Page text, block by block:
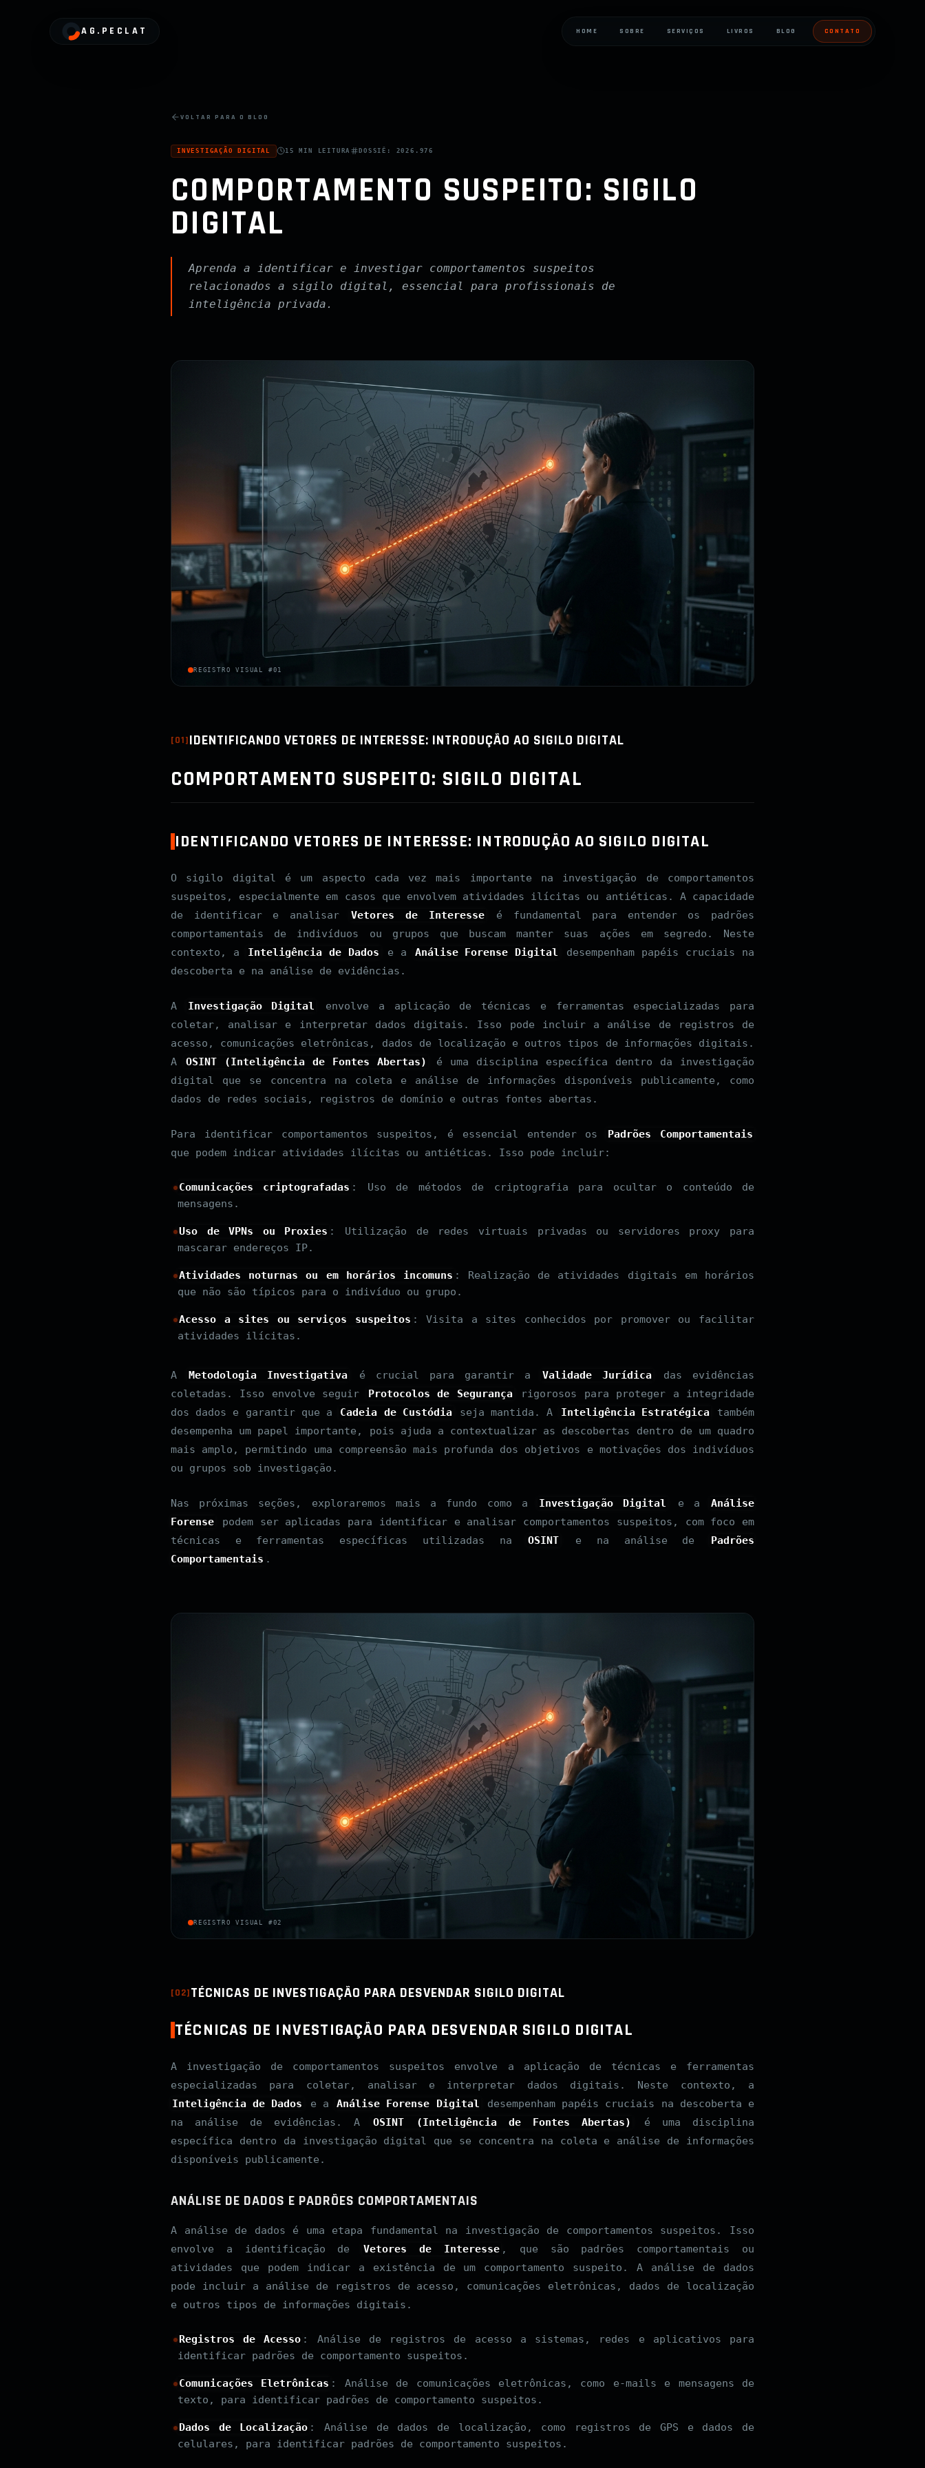
AG.PECLAT HOME SOBRE SERVIÇOS LIVROS BLOG CONTATO
VOLTAR PARA O BLOG
INVESTIGAÇÃO DIGITAL 15 MIN LEITURA DOSSIÊ: 2026.976
COMPORTAMENTO SUSPEITO: SIGILO
DIGITAL
Aprenda a identificar e investigar comportamentos suspeitos
relacionados a sigilo digital, essencial para profissionais de
inteligência privada.
REGISTRO VISUAL #01
[01]IDENTIFICANDO VETORES DE INTERESSE: INTRODUÇÃO AO SIGILO DIGITAL
COMPORTAMENTO SUSPEITO: SIGILO DIGITAL
IDENTIFICANDO VETORES DE INTERESSE: INTRODUÇÃO AO SIGILO DIGITAL
O sigilo digital é um aspecto cada vez mais importante na investigação de comportamentos
suspeitos, especialmente em casos que envolvem atividades ilícitas ou antiéticas. A capacidade
de identificar e analisar
Vetores de Interesse
é fundamental para entender os padrões
comportamentais de indivíduos ou grupos que buscam manter suas ações em segredo. Neste
contexto, a
Inteligência de Dados e a Análise Forense Digital
desempenham papéis cruciais na
descoberta e na análise de evidências.
A Investigação Digital
envolve a aplicação de técnicas e ferramentas especializadas para
coletar, analisar e interpretar dados digitais. Isso pode incluir a análise de registros de
acesso, comunicações eletrônicas, dados de localização e outros tipos de informações digitais.
A
OSINT (Inteligência de Fontes Abertas)
é uma disciplina específica dentro da investigação
digital que se concentra na coleta e análise de informações disponíveis publicamente, como
dados de redes sociais, registros de domínio e outras fontes abertas.
Para identificar comportamentos suspeitos, é essencial entender os
Padrões Comportamentais
que podem indicar atividades ilícitas ou antiéticas. Isso pode incluir:
Comunicações criptografadas : Uso de métodos de criptografia para ocultar o conteúdo de
mensagens.
Uso de VPNs ou Proxies : Utilização de redes virtuais privadas ou servidores proxy para
mascarar endereços IP.
Atividades noturnas ou em horários incomuns : Realização de atividades digitais em horários
que não são típicos para o indivíduo ou grupo.
Acesso a sites ou serviços suspeitos : Visita a sites conhecidos por promover ou facilitar
atividades ilícitas.
A Metodologia Investigativa é crucial para garantir a Validade Jurídica
das evidências
coletadas. Isso envolve seguir
Protocolos de Segurança
rigorosos para proteger a integridade
dos dados e garantir que a
Cadeia de Custódia seja mantida. A Inteligência Estratégica
também
desempenha um papel importante, pois ajuda a contextualizar as descobertas dentro de um quadro
mais amplo, permitindo uma compreensão mais profunda dos objetivos e motivações dos indivíduos
ou grupos sob investigação.
Nas próximas seções, exploraremos mais a fundo como a Investigação Digital e a
Análise
Forense
podem ser aplicadas para identificar e analisar comportamentos suspeitos, com foco em
técnicas e ferramentas específicas utilizadas na
OSINT e na análise de
Padrões
Comportamentais .
REGISTRO VISUAL #02
[02]TÉCNICAS DE INVESTIGAÇÃO PARA DESVENDAR SIGILO DIGITAL
TÉCNICAS DE INVESTIGAÇÃO PARA DESVENDAR SIGILO DIGITAL
A investigação de comportamentos suspeitos envolve a aplicação de técnicas e ferramentas
especializadas para coletar, analisar e interpretar dados digitais. Neste contexto, a
Inteligência de Dados
e a Análise Forense Digital
desempenham papéis cruciais na descoberta e
na análise de evidências. A
OSINT (Inteligência de Fontes Abertas)
é uma disciplina
específica dentro da investigação digital que se concentra na coleta e análise de informações
disponíveis publicamente.
ANÁLISE DE DADOS E PADRÕES COMPORTAMENTAIS
A análise de dados é uma etapa fundamental na investigação de comportamentos suspeitos. Isso
envolve a identificação de
Vetores de Interesse , que são padrões comportamentais ou
atividades que podem indicar a existência de um comportamento suspeito. A análise de dados
pode incluir a análise de registros de acesso, comunicações eletrônicas, dados de localização
e outros tipos de informações digitais.
Registros de Acesso : Análise de registros de acesso a sistemas, redes e aplicativos para
identificar padrões de comportamento suspeitos.
Comunicações Eletrônicas : Análise de comunicações eletrônicas, como e-mails e mensagens de
texto, para identificar padrões de comportamento suspeitos.
Dados de Localização : Análise de dados de localização, como registros de GPS e dados de
celulares, para identificar padrões de comportamento suspeitos.